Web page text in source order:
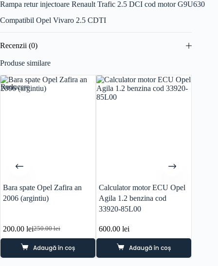
Rampa retur injectoare Renault Trafic 2.5 DCI cod motor G9U630
Compatibil Opel Vivaro 2.5 CDTI
Recenzii (0)
Produse similare
Reducere
Bara spate Opel Zafira an
2006 (argintiu)
250.00lei
Prețul
inițial
a
fost:
200.00 leiPrețul
curent
este:
200.00 lei.
Adaugă în coș
Calculator motor ECU Opel
Agila 1.2 benzina cod
33920-85L00
600.00lei
Adaugă în coș